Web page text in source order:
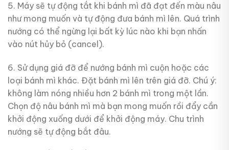
5. Máy sẽ tự động tắt khi bánh mì đã đạt đến màu nâu
như mong muốn và tự động đưa bánh mì lên. Quá trình
nướng có thể ngừng lại bất kỳ lúc nào khi bạn nhấn
vào nút hủy bỏ (cancel).
6. Sử dụng giá đỡ để nướng bánh mì cuộn hoặc các
loại bánh mì khác. Đặt bánh mì lên trên giá đỡ. Chú ý:
không làm nóng nhiều hơn 2 bánh mì trong một lần.
Chọn độ nâu bánh mì mà bạn mong muốn rồi đẩy cần
khởi động xuống dưới để khởi động máy. Chu trình
nướng sẽ tự động bắt đâu.